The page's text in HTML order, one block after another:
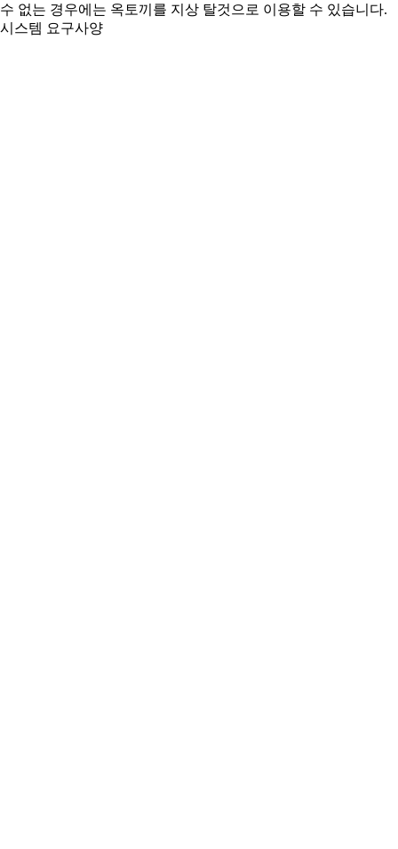
수 없는 경우에는 옥토끼를 지상 탈것으로 이용할 수 있습니다.
시스템 요구사양